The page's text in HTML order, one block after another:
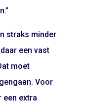
straks minder
een vast
moet
Voor
een extra